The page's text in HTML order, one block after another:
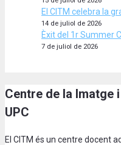
El CITM celebra la
14 de juliol de 2026
Èxit del 1r Summer
7 de juliol de 2026
Centre de la Imatge
UPC
El CITM és un centre docent